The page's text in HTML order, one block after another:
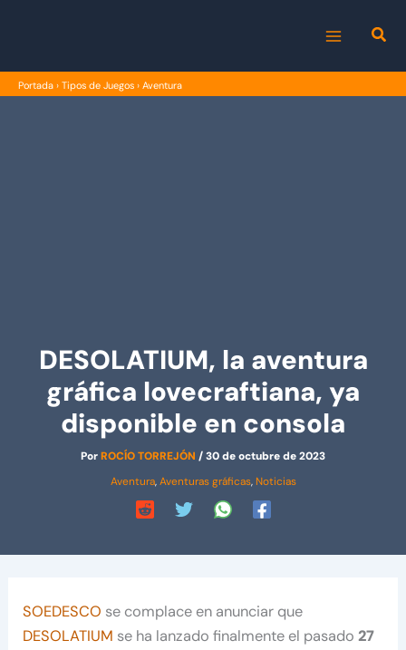
MENU
Portada › Tipos de Juegos › Aventura
DESOLATIUM, la aventura
gráfica lovecraftiana, ya
disponible en consola
PorROCÍO TORREJÓN /30 de octubre de 2023
Aventura,Aventuras gráficas, Noticias
SOEDESCO se complace en anunciar que
DESOLATIUM se ha lanzado finalmente el pasado27